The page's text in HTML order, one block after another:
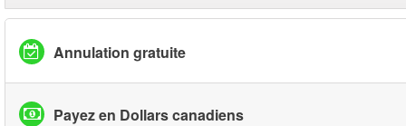
Annulation gratuite
Payez en Dollars canadiens